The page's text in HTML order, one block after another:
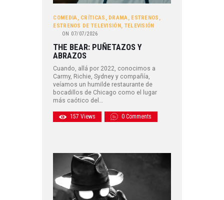
COMEDIA, CRÍTICAS , DRAMA, ESTRENOS ,
ESTRENOS DE TELEVISIÓN, TELEVISIÓN
ON 07/07/2026
THE BEAR: PUÑETAZOS Y
ABRAZOS
Cuando, allá por 2022, conocimos a
Carmy, Richie, Sydney y compañía,
veíamos un humilde restaurante de
bocadillos de Chicago como el lugar
más caótico del…
157 Views 0 Comments